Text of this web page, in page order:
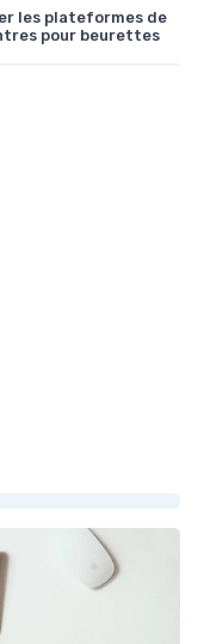
les plateformes de
pour beurettes